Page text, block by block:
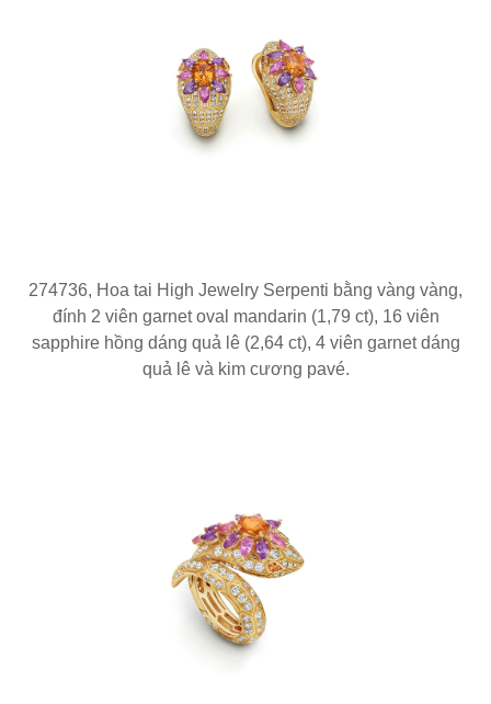
274736, Hoa tai High Jewelry Serpenti bằng vàng vàng,
đính 2 viên garnet oval mandarin (1,79 ct), 16 viên
sapphire hồng dáng quả lê (2,64 ct), 4 viên garnet dáng
quả lê và kim cương pavé.